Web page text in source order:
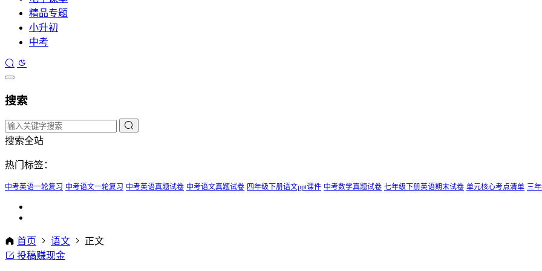
精品专题
小升初
中考
搜索
搜索全站
热门标签：
中考英语一轮复习 中考语文一轮复习 中考英语真题试卷 中考语文真题试卷 四年级下册语文ppt课件 中考数学真题试卷 七年级下册英语期末试卷 单元核心考点清单 三
首页 语文
正文
投稿赚现金